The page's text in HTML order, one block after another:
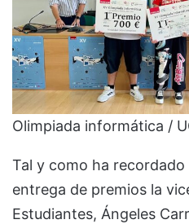
Olimpiada informática /
Tal y como ha
entrega de premios la
Estudiantes, Ángeles